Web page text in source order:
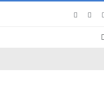
Instagram
Pinterest